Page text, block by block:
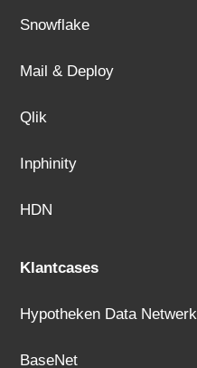
Snowflake
Mail & Deploy
Qlik
Inphinity
HDN
Klantcases
Hypotheken Data Netwerk
BaseNet